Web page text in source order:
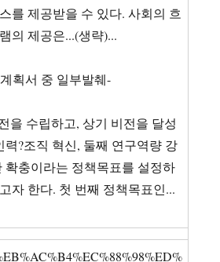
를 제공받을 수 있다. 사회의 흐
의 제공은...(생략)...
획서 중 일부발췌-
을 수립하고, 상기 비전을 달성
력?조직 혁신, 둘째 연구역량 강
확충이라는 정책목표를 설정하
자 한다. 첫 번째 정책목표인...